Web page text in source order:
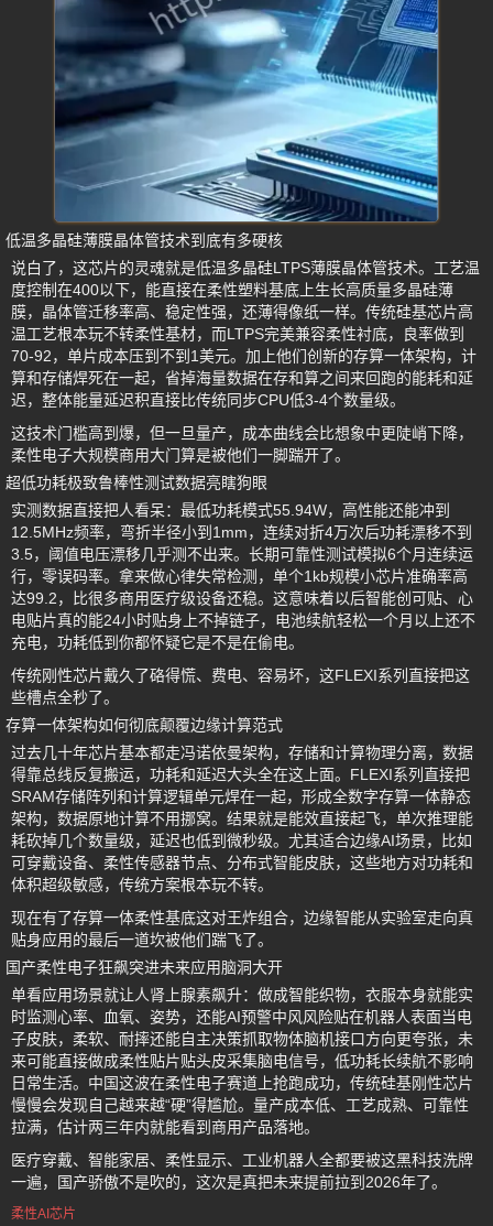
低温多晶硅薄膜晶体管技术到底有多硬核
说白了，这芯片的灵魂就是低温多晶硅LTPS薄膜晶体管技术。工艺温
度控制在400以下，能直接在柔性塑料基底上生长高质量多晶硅薄
膜，晶体管迁移率高、稳定性强，还薄得像纸一样。传统硅基芯片高
温工艺根本玩不转柔性基材，而LTPS完美兼容柔性衬底，良率做到
70-92，单片成本压到不到1美元。加上他们创新的存算一体架构，计
算和存储焊死在一起，省掉海量数据在存和算之间来回跑的能耗和延
迟，整体能量延迟积直接比传统同步CPU低3-4个数量级。
这技术门槛高到爆，但一旦量产，成本曲线会比想象中更陡峭下降，
柔性电子大规模商用大门算是被他们一脚踹开了。
超低功耗极致鲁棒性测试数据亮瞎狗眼
实测数据直接把人看呆：最低功耗模式55.94W，高性能还能冲到
12.5MHz频率，弯折半径小到1mm，连续对折4万次后功耗漂移不到
3.5，阈值电压漂移几乎测不出来。长期可靠性测试模拟6个月连续运
行，零误码率。拿来做心律失常检测，单个1kb规模小芯片准确率高
达99.2，比很多商用医疗级设备还稳。这意味着以后智能创可贴、心
电贴片真的能24小时贴身上不掉链子，电池续航轻松一个月以上还不
充电，功耗低到你都怀疑它是不是在偷电。
传统刚性芯片戴久了硌得慌、费电、容易坏，这FLEXI系列直接把这
些槽点全秒了。
存算一体架构如何彻底颠覆边缘计算范式
过去几十年芯片基本都走冯诺依曼架构，存储和计算物理分离，数据
得靠总线反复搬运，功耗和延迟大头全在这上面。FLEXI系列直接把
SRAM存储阵列和计算逻辑单元焊在一起，形成全数字存算一体静态
架构，数据原地计算不用挪窝。结果就是能效直接起飞，单次推理能
耗砍掉几个数量级，延迟也低到微秒级。尤其适合边缘AI场景，比如
可穿戴设备、柔性传感器节点、分布式智能皮肤，这些地方对功耗和
体积超级敏感，传统方案根本玩不转。
现在有了存算一体柔性基底这对王炸组合，边缘智能从实验室走向真
贴身应用的最后一道坎被他们踹飞了。
国产柔性电子狂飙突进未来应用脑洞大开
单看应用场景就让人肾上腺素飙升：做成智能织物，衣服本身就能实
时监测心率、血氧、姿势，还能AI预警中风风险贴在机器人表面当电
子皮肤，柔软、耐摔还能自主决策抓取物体脑机接口方向更夸张，未
来可能直接做成柔性贴片贴头皮采集脑电信号，低功耗长续航不影响
日常生活。中国这波在柔性电子赛道上抢跑成功，传统硅基刚性芯片
慢慢会发现自己越来越“硬”得尴尬。量产成本低、工艺成熟、可靠性
拉满，估计两三年内就能看到商用产品落地。
医疗穿戴、智能家居、柔性显示、工业机器人全都要被这黑科技洗牌
一遍，国产骄傲不是吹的，这次是真把未来提前拉到2026年了。
柔性AI芯片